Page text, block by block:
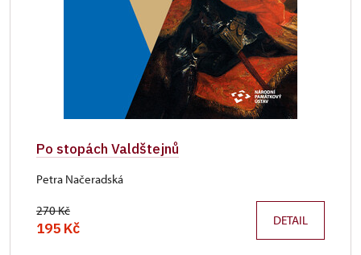
Po stopách Valdštejnů
Petra Načeradská
270 Kč
195 Kč DETAIL